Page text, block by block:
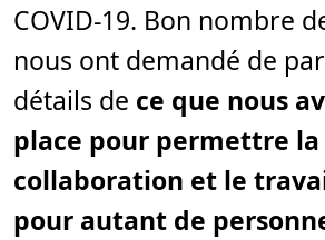
8
i
n
COVID-19. Bon nombre
nous ont demandé de
détails de ce que nous
place pour permettre la
collaboration et le
pour autant de